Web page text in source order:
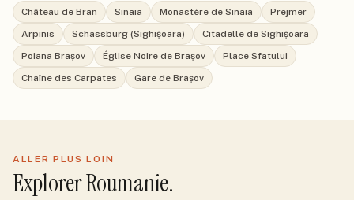
Château de Bran Sinaia Monastère de Sinaia
Prejmer
Arpinis
Schässburg (Sighișoara)
Citadelle de Sighișoara
Poiana Brașov
Église Noire de Brașov
Place Sfatului
Chaîne des Carpates
Gare de Brașov
ALLER PLUS LOIN
ExplorerRoumanie.